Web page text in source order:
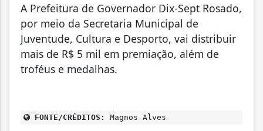
A Prefeitura de Governador Dix-Sept Rosado,
por meio da Secretaria Municipal de
Juventude, Cultura e Desporto, vai distribuir
mais de R$ 5 mil em premiação, além de
troféus e medalhas.
FONTE/CRÉDITOS: Magnos Alves